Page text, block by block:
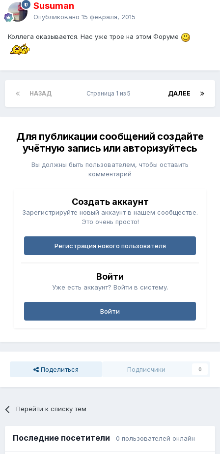
Susuman
Опубликовано 15 февраля, 2015
Коллега оказывается. Нас уже трое на этом Форуме
НАЗАД ДАЛЕЕ
Страница 1 из 5
Для публикации сообщений создайте
учётную запись или авторизуйтесь
Вы должны быть пользователем, чтобы оставить
комментарий
Создать аккаунт
Зарегистрируйте новый аккаунт в нашем сообществе.
Это очень просто!
Регистрация нового пользователя
Войти
Уже есть аккаунт? Войти в систему.
Войти
Поделиться Подписчики 0
Перейти к списку тем
Последние посетители 0 пользователей онлайн